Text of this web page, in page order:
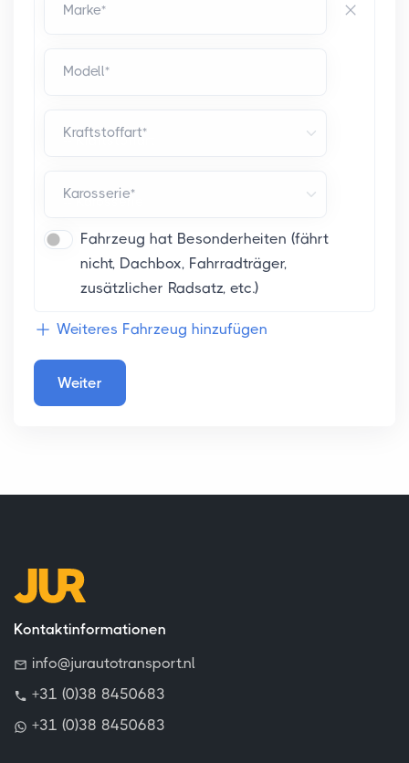
Marke*
Modell*
Kraftstoffart*
Karosserie*
Fahrzeug hat Besonderheiten (fährt
nicht, Dachbox, Fahrradträger,
zusätzlicher Radsatz, etc.)
Weiteres Fahrzeug hinzufügen
Weiter
Kontaktinformationen
info@jurautotransport.nl
+31 (0)38 8450683
+31 (0)38 8450683